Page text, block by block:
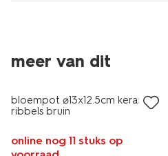
meer van dit
sale
bloempot ⌀13x12.5cm keramiek
ribbels bruin
online nog 11 stuks op